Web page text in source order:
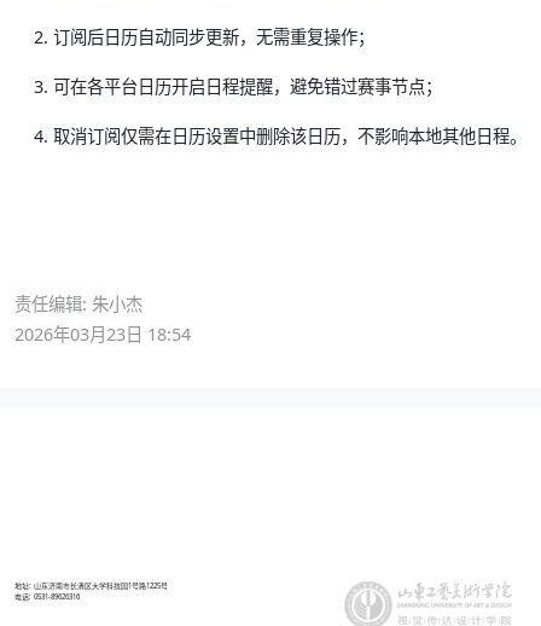
订阅后日历自动同步更新，无需重复操作；
可在各平台日历开启日程提醒，避免错过赛事节点；
取消订阅仅需在日历设置中删除该日历，不影响本地其他日程。
责任编辑: 朱小杰
2026年03月23日 18:54
地址: 山东济南市长清区大学科技园1号路1225号
电话: 0531-89626316